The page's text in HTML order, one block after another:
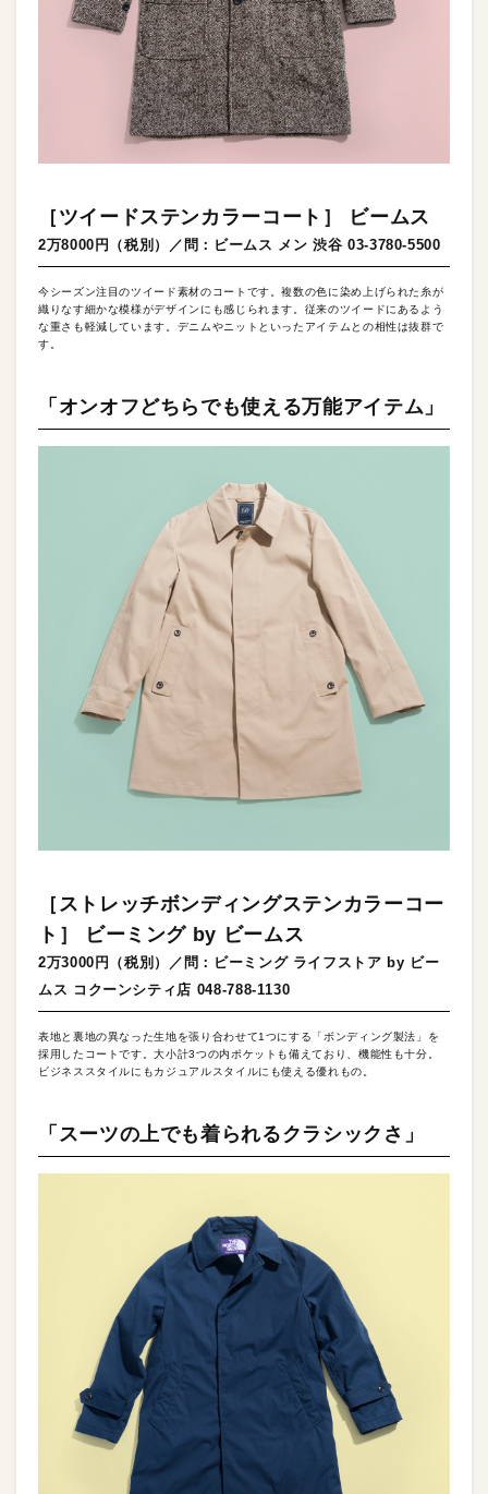
［ツイードステンカラーコート］ ビームス
2万8000円（税別）／問：ビームス メン 渋谷 03-3780-5500
今シーズン注目のツイード素材のコートです。複数の色に染め上げられた糸が
織りなす細かな模様がデザインにも感じられます。従来のツイードにあるよう
な重さも軽減しています。デニムやニットといったアイテムとの相性は抜群で
す。
「オンオフどちらでも使える万能アイテム」
［ストレッチボンディングステンカラーコー
ト］ ビーミング by ビームス
2万3000円（税別）／問：ビーミング ライフストア by ビー
ムス コクーンシティ店 048-788-1130
表地と裏地の異なった生地を張り合わせて1つにする「ボンディング製法」を
採用したコートです。大小計3つの内ポケットも備えており、機能性も十分。
ビジネススタイルにもカジュアルスタイルにも使える優れもの。
「スーツの上でも着られるクラシックさ」